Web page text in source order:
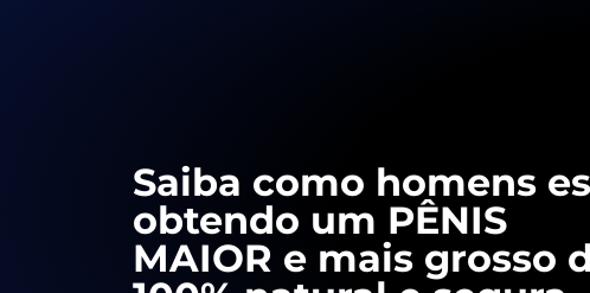
Saiba como homens
obtendo um PÊNIS
MAIOR e mais grosso